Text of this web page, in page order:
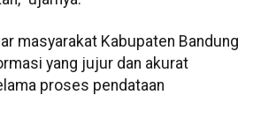
masyarakat Kabupaten Bandung
yang jujur dan akurat
proses pendataan